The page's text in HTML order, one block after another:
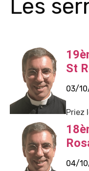
Les
St
03/
Priez
04/